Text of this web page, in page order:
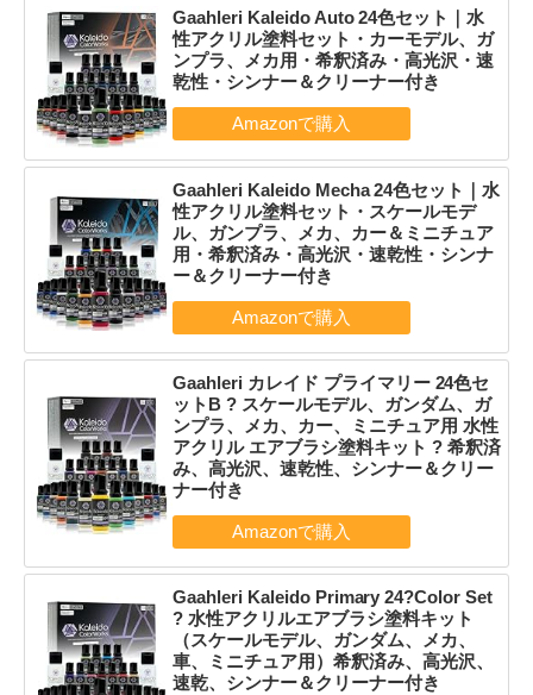
Gaahleri Kaleido Auto 24色セット｜水
性アクリル塗料セット・カーモデル、ガ
ンプラ、メカ用・希釈済み・高光沢・速
乾性・シンナー＆クリーナー付き
Gaahleri Kaleido Mecha 24色セット｜水
性アクリル塗料セット・スケールモデ
ル、ガンプラ、メカ、カー＆ミニチュア
用・希釈済み・高光沢・速乾性・シンナ
ー＆クリーナー付き
Gaahleri カレイド プライマリー 24色セ
ットB ? スケールモデル、ガンダム、ガ
ンプラ、メカ、カー、ミニチュア用 水性
アクリル エアブラシ塗料キット ? 希釈済
み、高光沢、速乾性、シンナー＆クリー
ナー付き
Gaahleri Kaleido Primary 24?Color Set
? 水性アクリルエアブラシ塗料キット
（スケールモデル、ガンダム、メカ、
車、ミニチュア用）希釈済み、高光沢、
速乾、シンナー＆クリーナー付き